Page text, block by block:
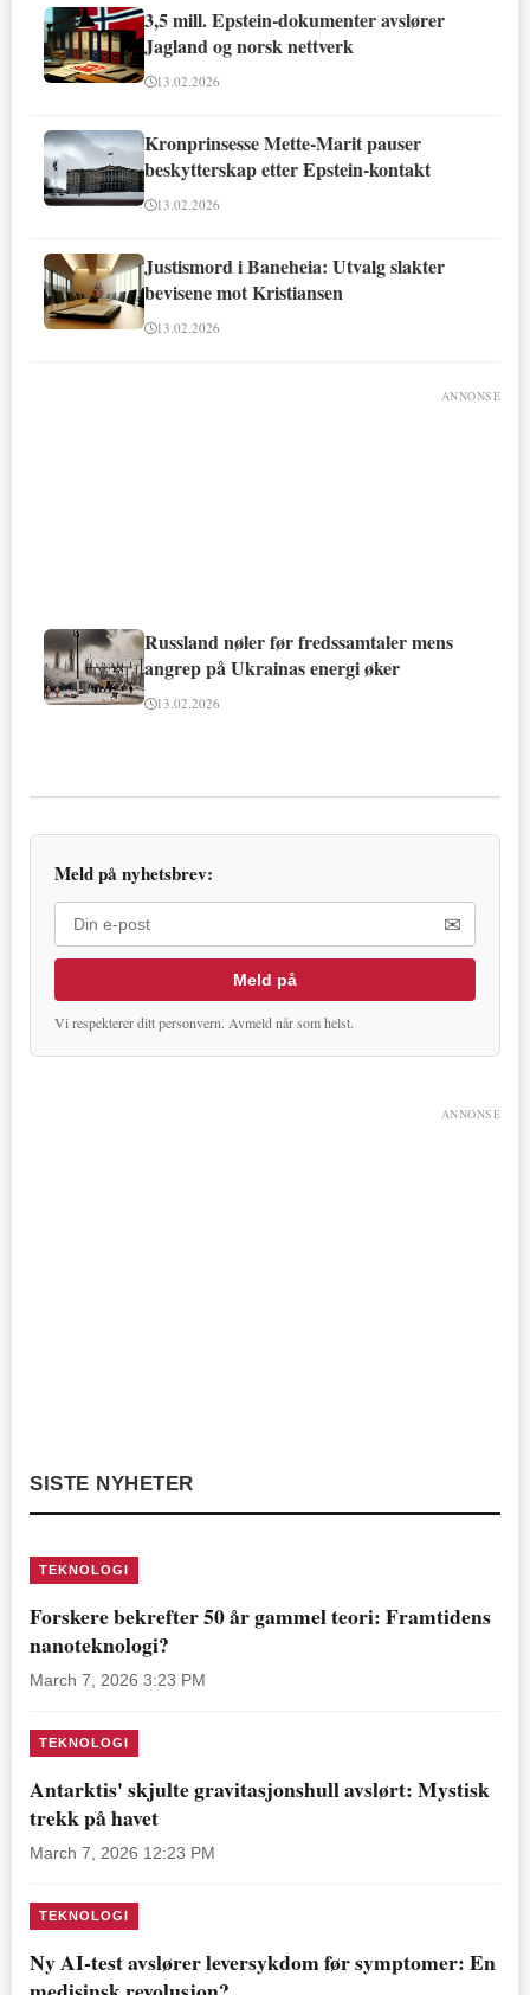
3,5 mill. Epstein-dokumenter avslører
Jagland og norsk nettverk
13.02.2026
Kronprinsesse Mette-Marit pauser
beskytterskap etter Epstein-kontakt
13.02.2026
Justismord i Baneheia: Utvalg slakter
bevisene mot Kristiansen
13.02.2026
ANNONSE
Russland nøler før fredssamtaler mens
angrep på Ukrainas energi øker
13.02.2026
Meld på nyhetsbrev:
✉
Meld på
Vi respekterer ditt personvern. Avmeld når som helst.
ANNONSE
SISTE NYHETER
TEKNOLOGI
Forskere bekrefter 50 år gammel teori: Framtidens
nanoteknologi?
March 7, 2026 3:23 PM
TEKNOLOGI
Antarktis' skjulte gravitasjonshull avslørt: Mystisk
trekk på havet
March 7, 2026 12:23 PM
TEKNOLOGI
Ny AI-test avslører leversykdom før symptomer: En